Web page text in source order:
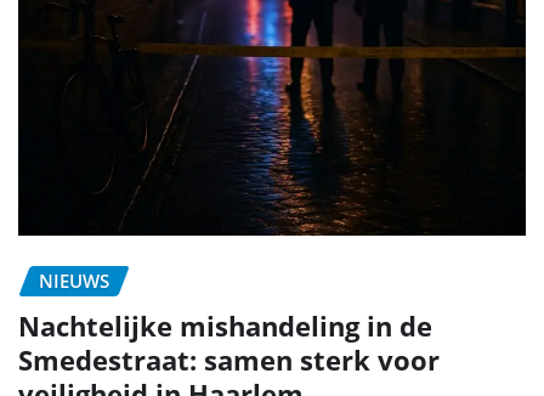
NIEUWS
Nachtelijke mishandeling in de
Smedestraat: samen sterk voor